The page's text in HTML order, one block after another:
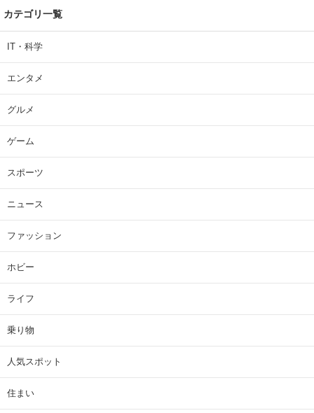
カテゴリ一覧
IT・科学
エンタメ
グルメ
ゲーム
スポーツ
ニュース
ファッション
ホビー
ライフ
乗り物
人気スポット
住まい